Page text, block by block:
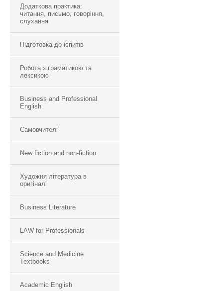
Додаткова практика:
читання, письмо, говоріння,
слухання
Підготовка до іспитів
Робота з граматикою та
лексикою
Business and Professional
English
Самовчителі
New fiction and non-fiction
Художня література в
оригіналі
Business Literature
LAW for Professionals
Science and Medicine
Textbooks
Academic English